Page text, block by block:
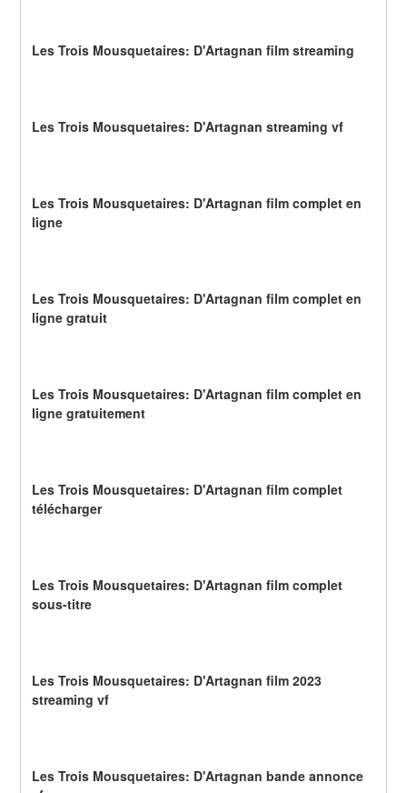
Les Trois Mousquetaires: D'Artagnan film streaming
Les Trois Mousquetaires: D'Artagnan streaming vf
Les Trois Mousquetaires: D'Artagnan film complet en
ligne
Les Trois Mousquetaires: D'Artagnan film complet en
ligne gratuit
Les Trois Mousquetaires: D'Artagnan film complet en
ligne gratuitement
Les Trois Mousquetaires: D'Artagnan film complet
télécharger
Les Trois Mousquetaires: D'Artagnan film complet
sous-titre
Les Trois Mousquetaires: D'Artagnan film 2023
streaming vf
Les Trois Mousquetaires: D'Artagnan bande annonce